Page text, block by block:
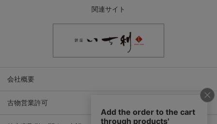
関連サイト
会社概要
古物営業許可